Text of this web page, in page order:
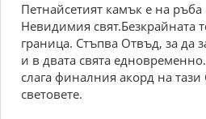
Петнайсетият камък е на
Невидимия свят.Безкрайната
граница. Стъпва Отвъд, за да
и в двата свята
слага финалния акорд на
световете.